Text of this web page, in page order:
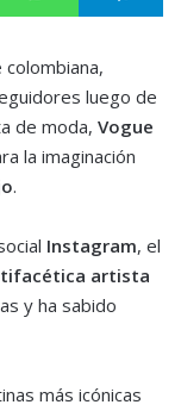
colombiana,
luego de
de moda, Vogue
la imaginación
.
Instagram, el
artista
y ha sabido
más icónicas